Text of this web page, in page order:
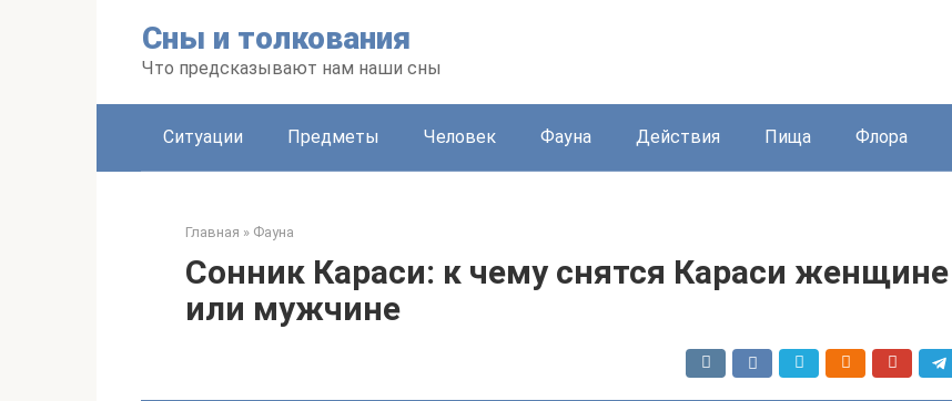
Сны и толкования
Что предсказывают нам наши сны
Ситуации Предметы Человек Фауна Действия Пища Флора
Главная » Фауна
Сонник Караси: к чему снятся Караси женщине
или мужчине